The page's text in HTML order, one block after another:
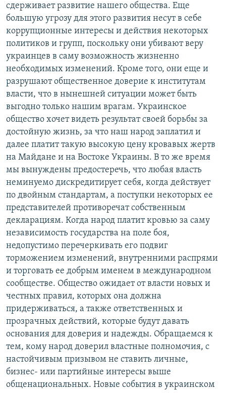
сдерживает развитие нашего общества. Еще
большую угрозу для этого развития несут в себе
коррупционные интересы и действия некоторых
политиков и групп, поскольку они убивают веру
украинцев в саму возможность жизненно
необходимых изменений. Кроме того, они еще и
разрушают общественное доверие к институтам
власти, что в нынешней ситуации может быть
выгодно только нашим врагам. Украинское
общество хочет видеть результат своей борьбы за
достойную жизнь, за что наш народ заплатил и
далее платит такую высокую цену кровавых жертв
на Майдане и на Востоке Украины. В то же время
мы вынуждены предостеречь, что любая власть
неминуемо дискредитирует себя, когда действует
по двойным стандартам, а поступки некоторых ее
представителей противоречат собственным
декларациям. Когда народ платит кровью за саму
независимость государства на поле боя,
недопустимо перечеркивать его подвиг
торможением изменений, внутренними распрями
и торговать ее добрым именем в международном
сообществе. Общество ожидает от власти новых и
честных правил, которых она должна
придерживаться, а также ответственных и
прозрачных действий, которые будут давать
основания для доверия и надежды. Обращаемся к
тем, кому народ доверил властные полномочия, с
настойчивым призывом не ставить личные,
бизнес- или партийные интересы выше
общенациональных. Новые события в украинском